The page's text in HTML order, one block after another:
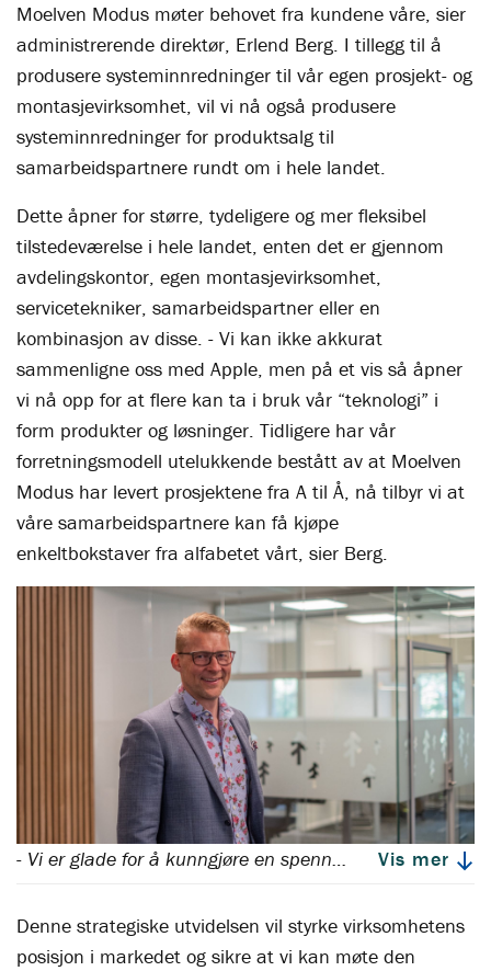
Moelven Modus møter behovet fra kundene våre, sier
administrerende direktør, Erlend Berg. I tillegg til å
produsere systeminnredninger til vår egen prosjekt- og
montasjevirksomhet, vil vi nå også produsere
systeminnredninger for produktsalg til
samarbeidspartnere rundt om i hele landet.
Dette åpner for større, tydeligere og mer fleksibel
tilstedeværelse i hele landet, enten det er gjennom
avdelingskontor, egen montasjevirksomhet,
servicetekniker, samarbeidspartner eller en
kombinasjon av disse. - Vi kan ikke akkurat
sammenligne oss med Apple, men på et vis så åpner
vi nå opp for at flere kan ta i bruk vår “teknologi” i
form produkter og løsninger. Tidligere har vår
forretningsmodell utelukkende bestått av at Moelven
Modus har levert prosjektene fra A til Å, nå tilbyr vi at
våre samarbeidspartnere kan få kjøpe
enkeltbokstaver fra alfabetet vårt, sier Berg.
- Vi er glade for å kunngjøre en spennende utvidelse av vår forretningsmodell, sier Erlend Berg, administrerende direktør i Moelven Modus Vis mer
Denne strategiske utvidelsen vil styrke virksomhetens
posisjon i markedet og sikre at vi kan møte den